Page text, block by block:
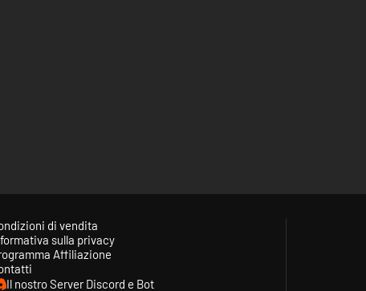
di vendita
sulla privacy
Affiliazione
Il nostro Server Discord e Bot